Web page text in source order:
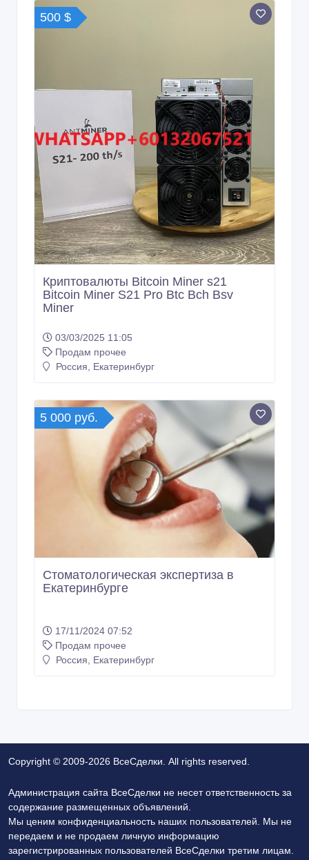
500 $
Криптовалюты Bitcoin Miner s21
Bitcoin Miner S21 Pro Btc Bch Bsv
Miner
03/03/2025 11:05
Продам прочее
Россия, Екатеринбург
5 000 руб.
Стоматологическая экспертиза в
Екатеринбурге
17/11/2024 07:52
Продам прочее
Россия, Екатеринбург
Copyright © 2009-2026 ВсеСделки. All rights reserved.
Администрация сайта ВсеСделки не несет ответственность за
содержание размещенных объявлений.
Мы ценим конфиденциальность наших пользователей. Мы не
передаем и не продаем личную информацию
зарегистрированных пользователей ВсеСделки третим лицам.